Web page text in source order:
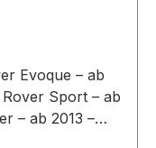
Evoque – ab
Sport – ab
– ab 2013 –